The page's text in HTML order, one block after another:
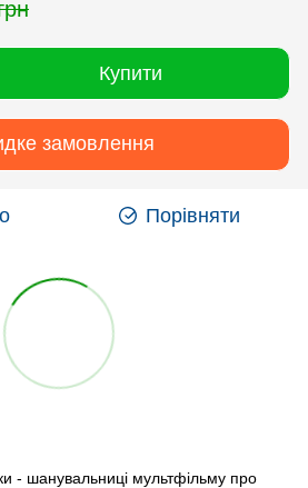
Купити
замовлення
Порівняти
- шанувальниці мультфільму про